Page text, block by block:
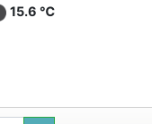
15.6 ℃